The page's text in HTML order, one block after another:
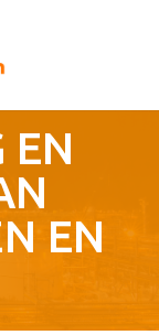
EN
EN